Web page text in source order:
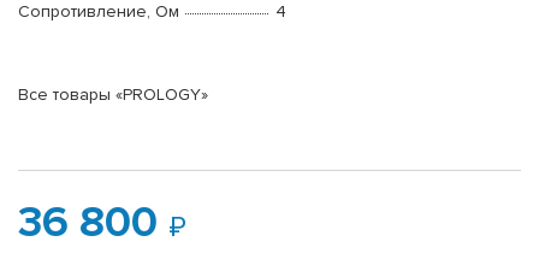
Сопротивление, Ом
4
Все товары «PROLOGY»
36 800